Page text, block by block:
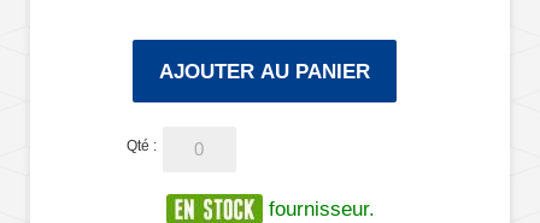
AJOUTER AU PANIER
Qté :
fournisseur.